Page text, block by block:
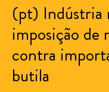
(pt) Indústria
imposição de
contra
butila